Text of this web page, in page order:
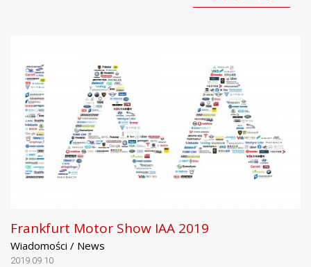
Frankfurt Motor Show IAA 2019
Wiadomości / News
2019.09.10